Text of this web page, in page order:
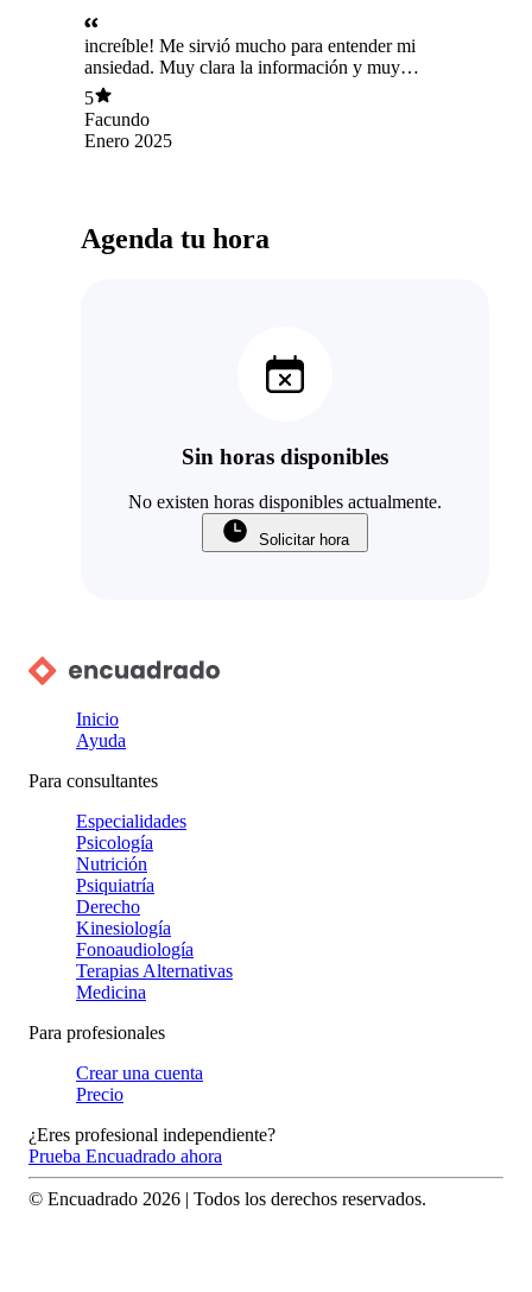
increíble! Me sirvió mucho para entender mi
ansiedad. Muy clara la información y muy
práctica.
5
Facundo
Enero 2025
Agenda tu hora
Sin horas disponibles
No existen horas disponibles actualmente.
Solicitar hora
Inicio
Ayuda
Para consultantes
Especialidades
Psicología
Nutrición
Psiquiatría
Derecho
Kinesiología
Fonoaudiología
Terapias Alternativas
Medicina
Para profesionales
Crear una cuenta
Precio
¿Eres profesional independiente?
Prueba Encuadrado ahora
© Encuadrado 2026 | Todos los derechos reservados.